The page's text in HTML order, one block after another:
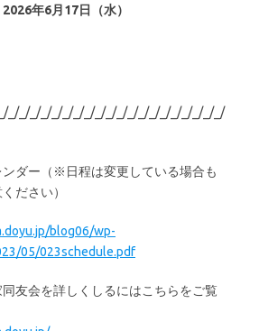
年6月17日（水）
_/_/_/_/_/_/_/_/_/_/_/_/_/_/_/_/_/_/_/_/
ダー（※日程は変更している場合も
ださい）
blog06/wp-
05/023schedule.pdf
友会を詳しくしるにはこちらをご覧